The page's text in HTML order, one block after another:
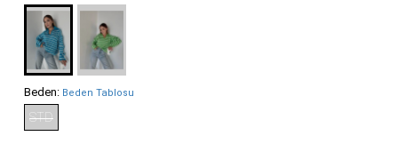
Beden: Beden Tablosu
STD